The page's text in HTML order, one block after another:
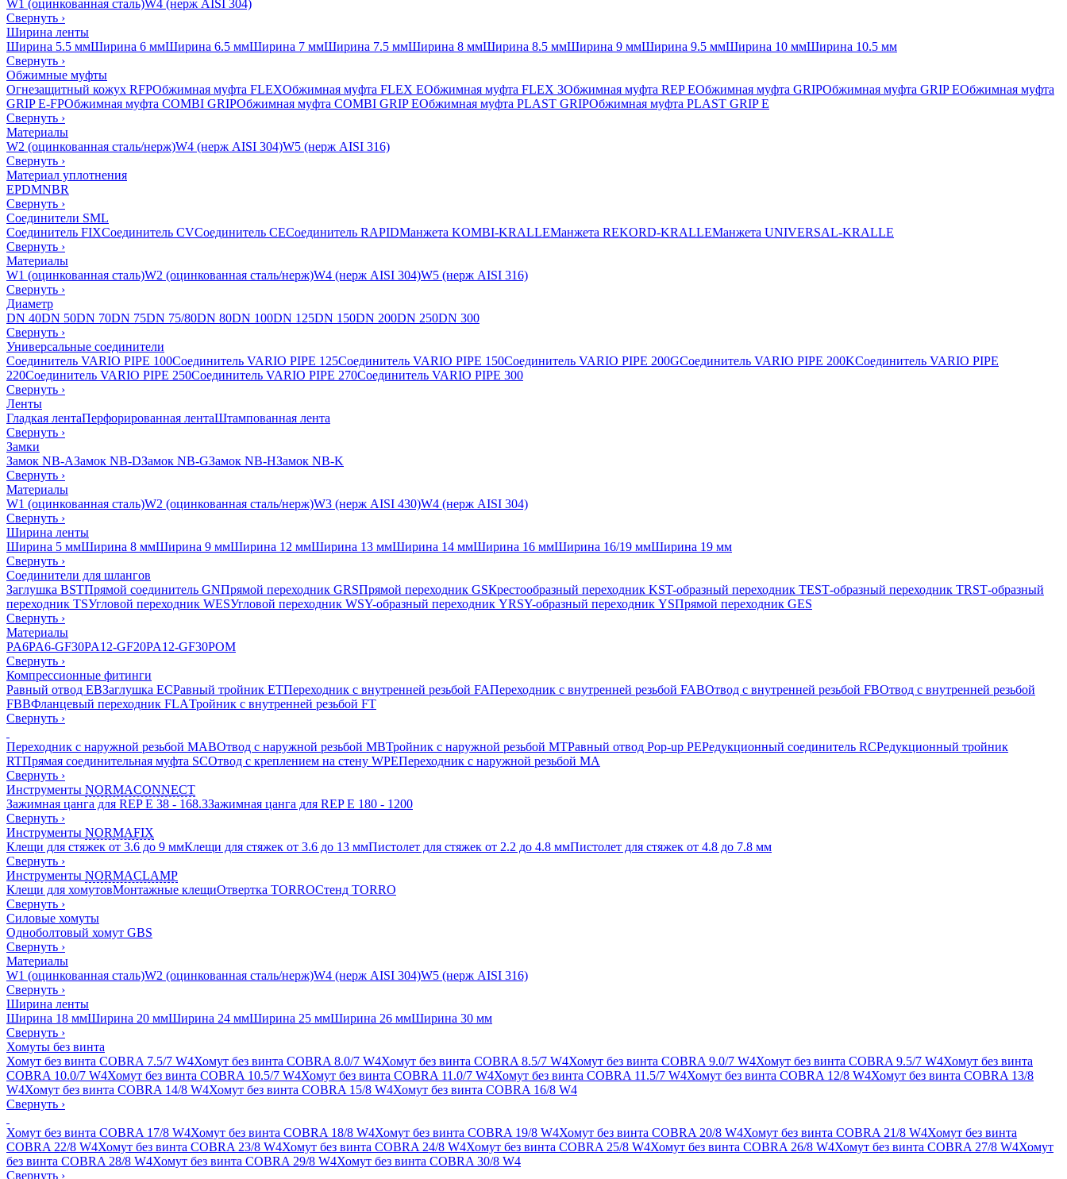
W1 (оцинкованная сталь)W4 (нерж AISI 304)
Свернуть ›
Ширина ленты
Ширина 5.5 ммШирина 6 ммШирина 6.5 ммШирина 7 ммШирина 7.5 ммШирина 8 ммШирина 8.5 ммШирина 9 ммШирина 9.5 ммШирина 10 ммШирина 10.5 мм
Свернуть ›
Обжимные муфты
Огнезащитный кожух RFPОбжимная муфта FLEXОбжимная муфта FLEX EОбжимная муфта FLEX 3Обжимная муфта REP EОбжимная муфта GRIPОбжимная муфта GRIP EОбжимная муфта
GRIP E-FPОбжимная муфта COMBI GRIPОбжимная муфта COMBI GRIP EОбжимная муфта PLAST GRIPОбжимная муфта PLAST GRIP E
Свернуть ›
Материалы
W2 (оцинкованная сталь/нерж)W4 (нерж AISI 304)W5 (нерж AISI 316)
Свернуть ›
Материал уплотнения
EPDMNBR
Свернуть ›
Соединители SML
Соединитель FIXСоединитель CVСоединитель CEСоединитель RAPIDМанжета KOMBI-KRALLEМанжета REKORD-KRALLEМанжета UNIVERSAL-KRALLE
Свернуть ›
Материалы
W1 (оцинкованная сталь)W2 (оцинкованная сталь/нерж)W4 (нерж AISI 304)W5 (нерж AISI 316)
Свернуть ›
Диаметр
DN 40DN 50DN 70DN 75DN 75/80DN 80DN 100DN 125DN 150DN 200DN 250DN 300
Свернуть ›
Универсальные соединители
Соединитель VARIO PIPE 100Соединитель VARIO PIPE 125Соединитель VARIO PIPE 150Соединитель VARIO PIPE 200GСоединитель VARIO PIPE 200KСоединитель VARIO PIPE
220Соединитель VARIO PIPE 250Соединитель VARIO PIPE 270Соединитель VARIO PIPE 300
Свернуть ›
Ленты
Гладкая лентаПерфорированная лентаШтампованная лента
Свернуть ›
Замки
Замок NB-AЗамок NB-DЗамок NB-GЗамок NB-HЗамок NB-K
Свернуть ›
Материалы
W1 (оцинкованная сталь)W2 (оцинкованная сталь/нерж)W3 (нерж AISI 430)W4 (нерж AISI 304)
Свернуть ›
Ширина ленты
Ширина 5 ммШирина 8 ммШирина 9 ммШирина 12 ммШирина 13 ммШирина 14 ммШирина 16 ммШирина 16/19 ммШирина 19 мм
Свернуть ›
Соединители для шлангов
Заглушка BSTПрямой соединитель GNПрямой переходник GRSПрямой переходник GSКрестообразный переходник KST-образный переходник TESТ-образный переходник TRSТ-образный
переходник TSУгловой переходник WESУгловой переходник WSY-образный переходник YRSY-образный переходник YSПрямой переходник GES
Свернуть ›
Материалы
PA6PA6-GF30PA12-GF20PA12-GF30POM
Свернуть ›
Компрессионные фитинги
Равный отвод EBЗаглушка ECРавный тройник ETПереходник с внутренней резьбой FAПереходник с внутренней резьбой FABОтвод с внутренней резьбой FBОтвод с внутренней резьбой
FBBФланцевый переходник FLAТройник с внутренней резьбой FT
Свернуть ›
Переходник с наружной резьбой MABОтвод с наружной резьбой MBТройник с наружной резьбой MTРавный отвод Pop-up PEРедукционный соединитель RCРедукционный тройник
RTПрямая соединительная муфта SCОтвод с креплением на стену WPEПереходник с наружной резьбой MA
Свернуть ›
Инструменты NORMACONNECT
Зажимная цанга для REP E 38 - 168.3Зажимная цанга для REP E 180 - 1200
Свернуть ›
Инструменты NORMAFIX
Клещи для стяжек от 3.6 до 9 ммКлещи для стяжек от 3.6 до 13 ммПистолет для стяжек от 2.2 до 4.8 ммПистолет для стяжек от 4.8 до 7.8 мм
Свернуть ›
Инструменты NORMACLAMP
Клещи для хомутовМонтажные клещиОтвертка TORROСтенд TORRO
Свернуть ›
Силовые хомуты
Одноболтовый хомут GBS
Свернуть ›
Материалы
W1 (оцинкованная сталь)W2 (оцинкованная сталь/нерж)W4 (нерж AISI 304)W5 (нерж AISI 316)
Свернуть ›
Ширина ленты
Ширина 18 ммШирина 20 ммШирина 24 ммШирина 25 ммШирина 26 ммШирина 30 мм
Свернуть ›
Хомуты без винта
Хомут без винта COBRA 7.5/7 W4Хомут без винта COBRA 8.0/7 W4Хомут без винта COBRA 8.5/7 W4Хомут без винта COBRA 9.0/7 W4Хомут без винта COBRA 9.5/7 W4Хомут без винта
COBRA 10.0/7 W4Хомут без винта COBRA 10.5/7 W4Хомут без винта COBRA 11.0/7 W4Хомут без винта COBRA 11.5/7 W4Хомут без винта COBRA 12/8 W4Хомут без винта COBRA 13/8
W4Хомут без винта COBRA 14/8 W4Хомут без винта COBRA 15/8 W4Хомут без винта COBRA 16/8 W4
Свернуть ›
Хомут без винта COBRA 17/8 W4Хомут без винта COBRA 18/8 W4Хомут без винта COBRA 19/8 W4Хомут без винта COBRA 20/8 W4Хомут без винта COBRA 21/8 W4Хомут без винта
COBRA 22/8 W4Хомут без винта COBRA 23/8 W4Хомут без винта COBRA 24/8 W4Хомут без винта COBRA 25/8 W4Хомут без винта COBRA 26/8 W4Хомут без винта COBRA 27/8 W4Хомут
без винта COBRA 28/8 W4Хомут без винта COBRA 29/8 W4Хомут без винта COBRA 30/8 W4
Свернуть ›